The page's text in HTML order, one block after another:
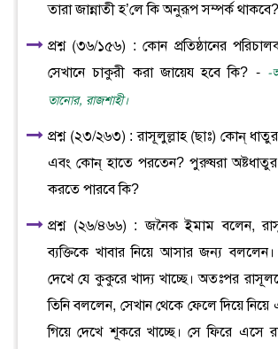
তারা জান্নাতী হ’লে কি অনুরূপ সম্পর্ক থাকবে?
প্রশ্ন (৩৬/১৫৬) : কোন প্রতিষ্ঠানের
সেখানে চাকুরী করা জায়েয হবে কি? - -
তানোর, রাজশাহী।
প্রশ্ন (২৩/২৬৩) : রাসূলুল্লাহ (ছাঃ) কোন্
এবং কোন্ হাতে পরতেন? পুরুষরা অষ্টধাতুর
করতে পারবে কি?
প্রশ্ন (২৬/৪৬৬) : জনৈক ইমাম বলেন,
ব্যক্তিকে খাবার নিয়ে আসার জন্য বললেন।
দেখে যে কুকুরে খাদ্য খাচ্ছে। অতঃপর
তিনি বললেন, সেখান থেকে ফেলে দিয়ে
গিয়ে দেখে শূকরে খাচ্ছে। সে ফিরে এসে